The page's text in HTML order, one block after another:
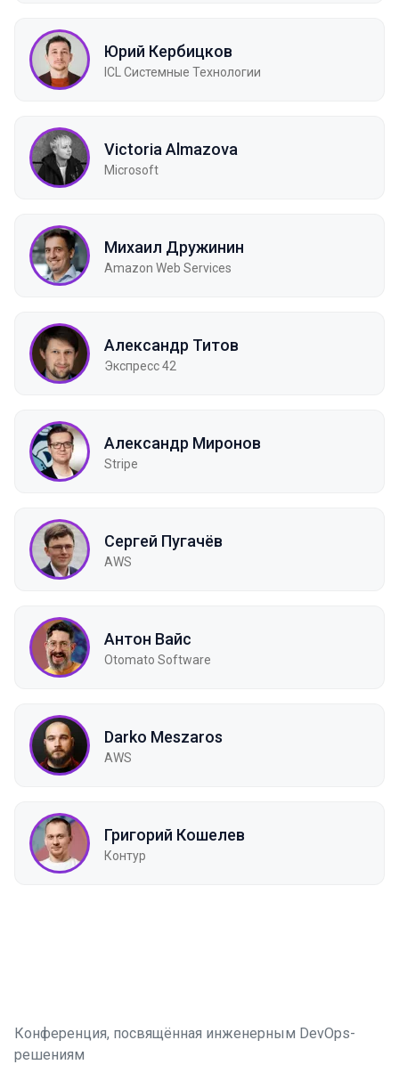
Юрий Кербицков
ICL Системные Технологии
Victoria Almazova
Microsoft
Михаил Дружинин
Amazon Web Services
Александр Титов
Экспресс 42
Александр Миронов
Stripe
Сергей Пугачёв
AWS
Антон Вайс
Otomato Software
Darko Meszaros
AWS
Григорий Кошелев
Контур
Конференция, посвящённая инженерным DevOps-
решениям